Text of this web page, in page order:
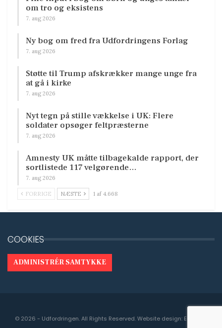
om tro og eksistens
7. aug 2026
Ny bog om fred fra Udfordringens Forlag
7. aug 2026
Støtte til Trump afskrækker mange unge fra
at gå i kirke
7. aug 2026
Nyt tegn på stille vækkelse i UK: Flere
soldater opsøger feltpræsterne
7. aug 2026
Amnesty UK måtte tilbagekalde rapport, der
sortlistede 117 velgørende…
7. aug 2026
FORRIGE NÆSTE 1 af 4.668
COOKIES
ADMINISTRÉR SAMTYKKE
© 2026 - Udfordringen. All Rights Reserved.Website design: Engedal